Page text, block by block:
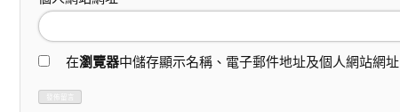
在瀏覽器中儲存顯示名稱、電子郵件地址及個人網站網